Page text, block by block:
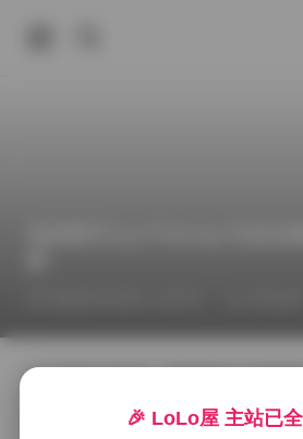
那种轻松又带点小俏皮的气质。她
把日常的小确幸放进了镜头里，光
🎉 LoLo屋 主站已